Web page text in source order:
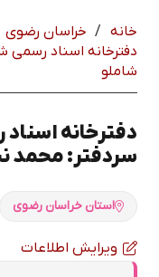
خانه / خراسان رضوي
شاملو
سردفتر: محمد
استان خراسان رضوي
ویرایش اطلاعات